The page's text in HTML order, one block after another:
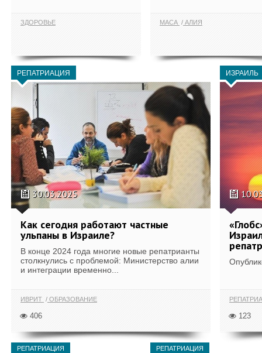
ЗДОРОВЬЕ МАСА АЛИЯ
РЕПАТРИАЦИЯ
30.03.2025
Как сегодня работают частные
ульпаны в Израиле?
В конце 2024 года многие новые репатрианты
столкнулись с проблемой: Министерство алии
и интеграции временно...
ИВРИТ ОБРАЗОВАНИЕ
406
ИЗРАИЛЬ
123
РЕПАТРИАЦИЯ РЕПАТРИАЦИЯ